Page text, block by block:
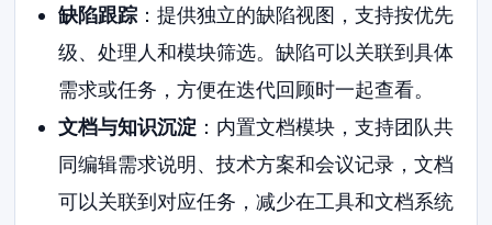
缺陷跟踪：提供独立的缺陷视图，支持按优先
级、处理人和模块筛选。缺陷可以关联到具体
需求或任务，方便在迭代回顾时一起查看。
文档与知识沉淀：内置文档模块，支持团队共
同编辑需求说明、技术方案和会议记录，文档
可以关联到对应任务，减少在工具和文档系统